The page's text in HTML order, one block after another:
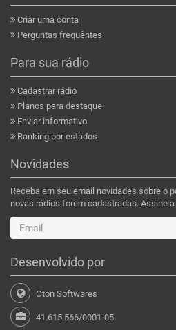
Criar uma conta
Perguntas frequêntes
Para sua rádio
Cadastrar rádio
Planos para destaque
Enviar informativo
Ranking por estados
Novidades
Receba em seu email novidades sobre o
novas rádios forem cadastradas. Assine
Desenvolvido por
Oton Softwares
41.615.566/0001-05